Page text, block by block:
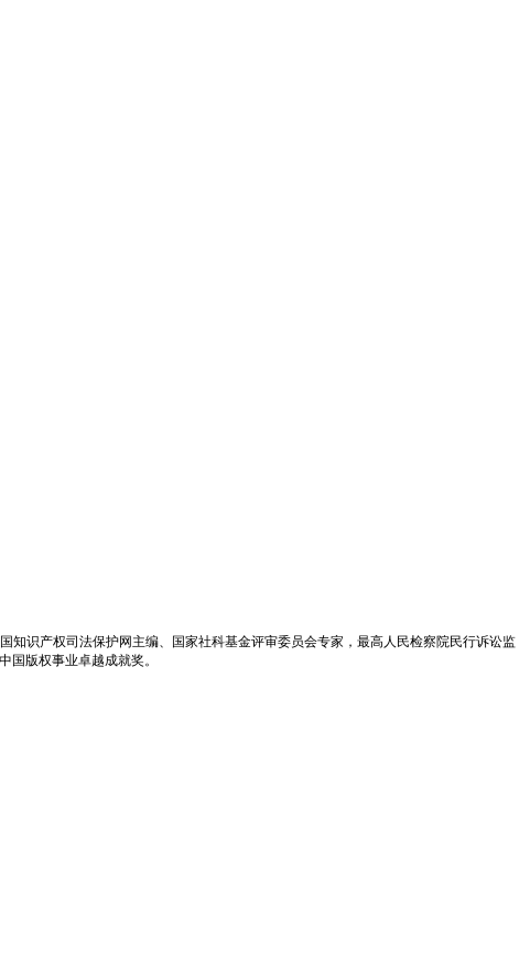
识产权司法保护网主编、国家社科基金评审委员会专家，最高人民检察院民行诉讼监
版权事业卓越成就奖。